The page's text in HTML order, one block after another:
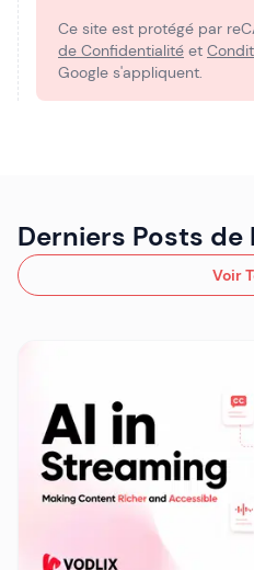
Ce site est protégé par
de Confidentialité et
Google s'appliquent.
Derniers Posts de
Voir